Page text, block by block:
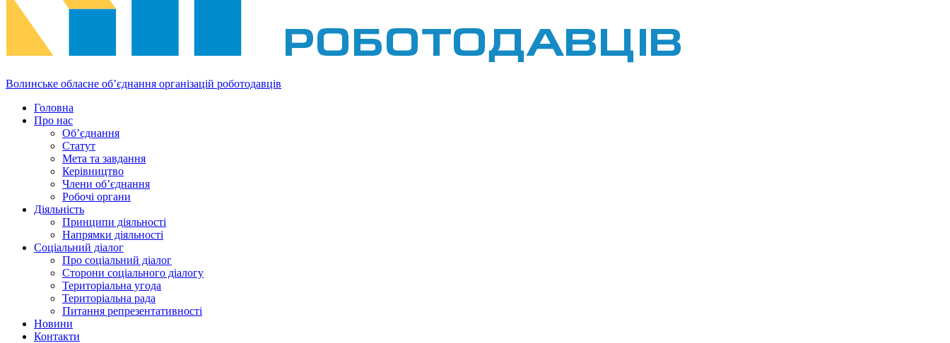
Волинське обласне об’єднання організацій роботодавців
Головна
Про нас
Об’єднання
Статут
Мета та завдання
Керівництво
Члени об’єднання
Робочі органи
Діяльність
Принципи діяльності
Напрямки діяльності
Соціальний діалог
Про соціальний діалог
Сторони соціального діалогу
Територіальна угода
Територіальна рада
Питання репрезентативності
Новини
Контакти